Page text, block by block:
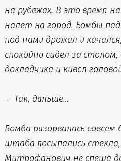
на рубежах. В это время
налет на город. Бомбы
под нами дрожал и
спокойно сидел за
докладчика и кивал
— Так, дальше…
Бомба разорвалась совсем
штаба посыпались
Митрофанович не спеша